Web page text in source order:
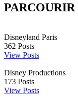
Disneyland Paris
362 Posts
View Posts
Disney Productions
173 Posts
View Posts